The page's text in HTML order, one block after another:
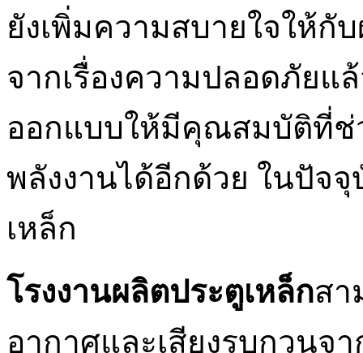
ยังเพิ่มความสบายใจให้กั
จากเรื่องความปลอดภัยแ
ออกแบบให้มีคุณสมบัติที่ช่
พลังงานได้อีกด้วย ในปัจ
เหล็ก
โรงงานผลิตประตูเหล็กสา
อากาศและเสียงรบกวนจ